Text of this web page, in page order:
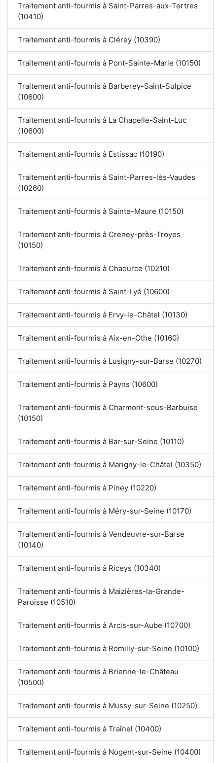
Traitement anti-fourmis à Saint-Parres-aux-Tertres
(10410)
Traitement anti-fourmis à Clérey (10390)
Traitement anti-fourmis à Pont-Sainte-Marie (10150)
Traitement anti-fourmis à Barberey-Saint-Sulpice
(10600)
Traitement anti-fourmis à La Chapelle-Saint-Luc
(10600)
Traitement anti-fourmis à Estissac (10190)
Traitement anti-fourmis à Saint-Parres-lès-Vaudes
(10260)
Traitement anti-fourmis à Sainte-Maure (10150)
Traitement anti-fourmis à Creney-près-Troyes
(10150)
Traitement anti-fourmis à Chaource (10210)
Traitement anti-fourmis à Saint-Lyé (10600)
Traitement anti-fourmis à Ervy-le-Châtel (10130)
Traitement anti-fourmis à Aix-en-Othe (10160)
Traitement anti-fourmis à Lusigny-sur-Barse (10270)
Traitement anti-fourmis à Payns (10600)
Traitement anti-fourmis à Charmont-sous-Barbuise
(10150)
Traitement anti-fourmis à Bar-sur-Seine (10110)
Traitement anti-fourmis à Marigny-le-Châtel (10350)
Traitement anti-fourmis à Piney (10220)
Traitement anti-fourmis à Méry-sur-Seine (10170)
Traitement anti-fourmis à Vendeuvre-sur-Barse
(10140)
Traitement anti-fourmis à Riceys (10340)
Traitement anti-fourmis à Maizières-la-Grande-
Paroisse (10510)
Traitement anti-fourmis à Arcis-sur-Aube (10700)
Traitement anti-fourmis à Romilly-sur-Seine (10100)
Traitement anti-fourmis à Brienne-le-Château
(10500)
Traitement anti-fourmis à Mussy-sur-Seine (10250)
Traitement anti-fourmis à Traînel (10400)
Traitement anti-fourmis à Nogent-sur-Seine (10400)